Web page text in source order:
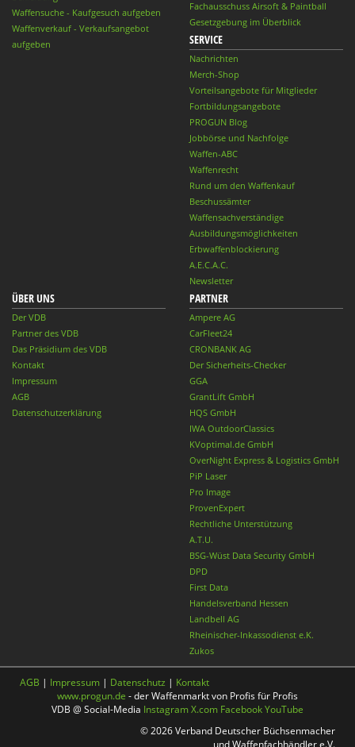
Waffensuche - Kaufgesuch aufgeben
Waffenverkauf - Verkaufsangebot
aufgeben
Fachausschuss Airsoft & Paintball
Gesetzgebung im Überblick
SERVICE
Nachrichten
Merch-Shop
Vorteilsangebote für Mitglieder
Fortbildungsangebote
PROGUN Blog
Jobbörse und Nachfolge
Waffen-ABC
Waffenrecht
Rund um den Waffenkauf
Beschussämter
Waffensachverständige
Ausbildungsmöglichkeiten
Erbwaffenblockierung
A.E.C.A.C.
Newsletter
ÜBER UNS
Der VDB
Partner des VDB
Das Präsidium des VDB
Kontakt
Impressum
AGB
Datenschutzerklärung
PARTNER
Ampere AG
CarFleet24
CRONBANK AG
Der Sicherheits-Checker
GGA
GrantLift GmbH
HQS GmbH
IWA OutdoorClassics
KVoptimal.de GmbH
OverNight Express & Logistics GmbH
PiP Laser
Pro Image
ProvenExpert
Rechtliche Unterstützung
A.T.U.
BSG-Wüst Data Security GmbH
DPD
First Data
Handelsverband Hessen
Landbell AG
Rheinischer-Inkassodienst e.K.
Zukos
AGB | Impressum | Datenschutz | Kontakt
www.progun.de - der Waffenmarkt von Profis für Profis
VDB @ Social-Media InstagramX.com FacebookYouTube
© 2026 Verband Deutscher Büchsenmacher
und Waffenfachhändler e.V.